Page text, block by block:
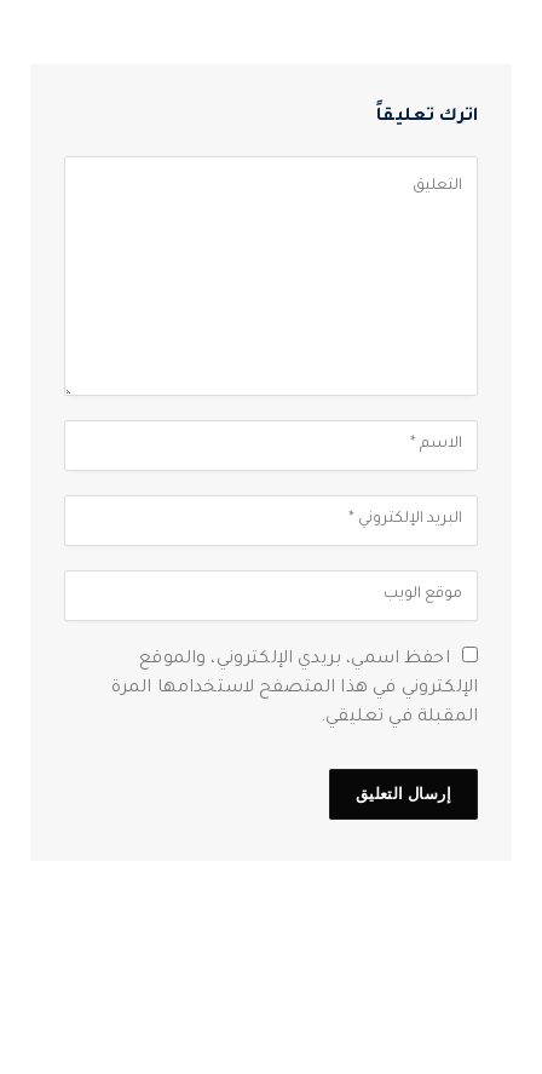
اترك تعليقاً
احفظ اسمي، بريدي الإلكتروني، والموقع
الإلكتروني في هذا المتصفح لاستخدامها المرة
المقبلة في تعليقي.